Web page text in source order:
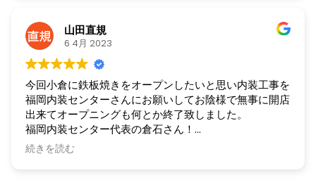
山田直規
6 4月 2023
今回小倉に鉄板焼きをオープンしたいと思い内装工事を
福岡内装センターさんにお願いしてお陰様で無事に開店
出来てオープニングも何とか終了致しました。
福岡内装センター代表の倉石さん！
本当にありがとうございました！
内装工事だけでは無く金銭的な相談や食材の業者様のご
続きを読む